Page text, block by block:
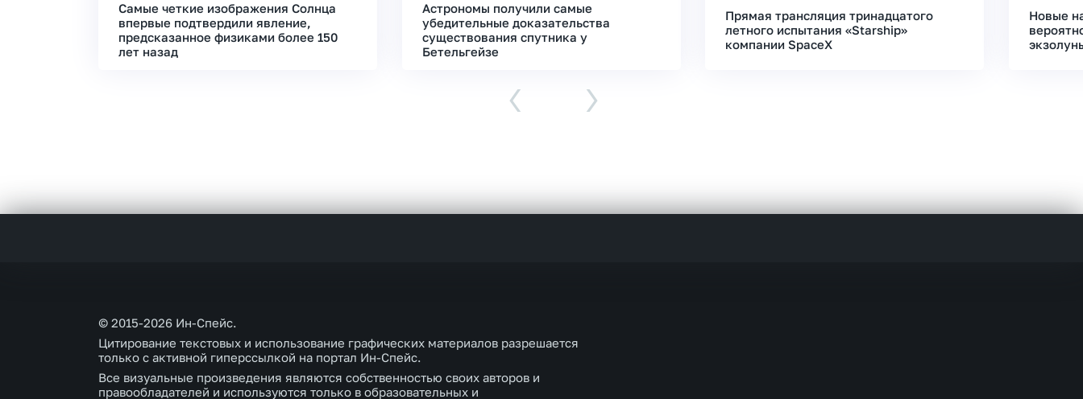
Самые четкие изображения Солнца
впервые подтвердили явление,
предсказанное физиками более 150
лет назад
Астрономы получили самые
убедительные доказательства
существования спутника у
Бетельгейзе
Прямая трансляция тринадцатого
летного испытания «Starship»
компании SpaceX
Новые
‹ ›
© 2015-2026 Ин-Спейс.
Цитирование текстовых и использование графических материалов разрешается
только с активной гиперссылкой на портал Ин-Спейс.
Все визуальные произведения являются собственностью своих авторов и
правообладателей и используются только в образовательных и